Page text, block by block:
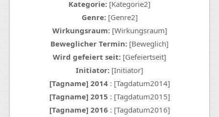
Kategorie: [Kategorie2]
Genre:[Genre2]
Wirkungsraum:[Wirkungsraum]
Beweglicher Termin: [Beweglich]
Wird gefeiert seit: [Gefeiertseit]
Initiator: [Initiator]
[Tagname] 2014 : [Tagdatum2014]
[Tagname] 2015 : [Tagdatum2015]
[Tagname] 2016 : [Tagdatum2016]